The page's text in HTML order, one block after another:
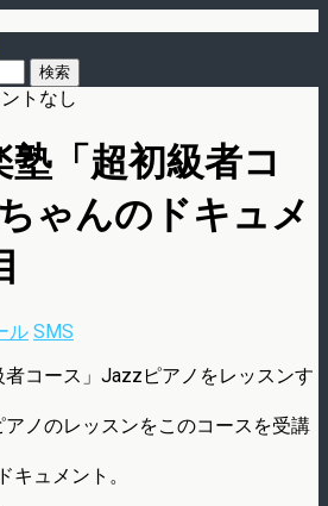
トなし
塾「超初級者コ
ゃんのドキュメ
ル SMS
コース」Jazzピアノをレッスンす
ノのレッスンをこのコースを受講
キュメント。